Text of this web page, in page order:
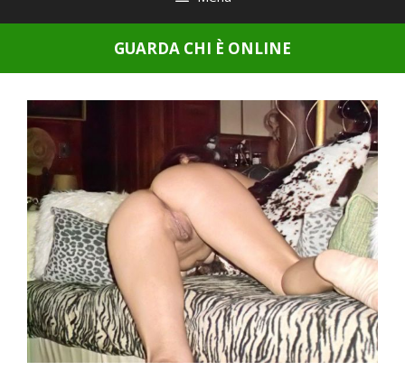
GUARDA CHI È ONLINE